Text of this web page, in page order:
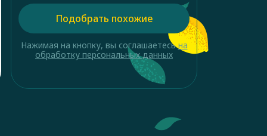
Подобрать похожие
Нажимая на кнопку, вы соглашаетесьна
обработку персональных данных